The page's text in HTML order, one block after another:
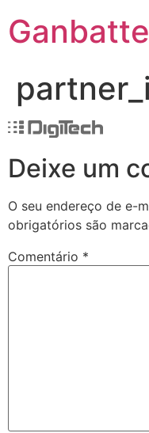
Ganbatte
Deixe um
O seu endereço de e-
obrigatórios são
Comentário *